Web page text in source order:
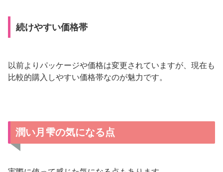
続けやすい価格帯
以前よりパッケージや価格は変更されていますが、現在も
比較的購入しやすい価格帯なのが魅力です。
潤い月雫の気になる点